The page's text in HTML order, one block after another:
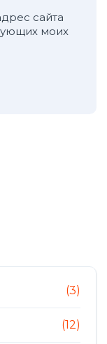
сайта
моих
(3)
(12)